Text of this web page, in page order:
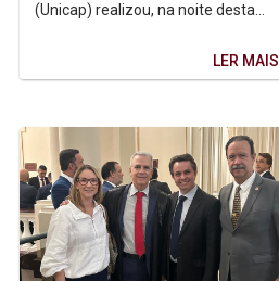
(Unicap) realizou, na noite desta
LER MAIS